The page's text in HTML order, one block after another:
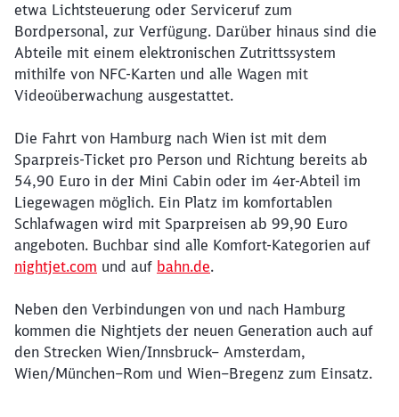
etwa Lichtsteuerung oder Serviceruf zum
Bordpersonal, zur Verfügung. Darüber hinaus sind die
Abteile mit einem elektronischen Zutrittssystem
mithilfe von NFC-Karten und alle Wagen mit
Videoüberwachung ausgestattet.
Die Fahrt von Hamburg nach Wien ist mit dem
Sparpreis-Ticket pro Person und Richtung bereits ab
54,90 Euro in der Mini Cabin oder im 4er-Abteil im
Liegewagen möglich. Ein Platz im komfortablen
Schlafwagen wird mit Sparpreisen ab 99,90 Euro
angeboten. Buchbar sind alle Komfort-Kategorien auf
nightjet.com und auf bahn.de.
Neben den Verbindungen von und nach Hamburg
kommen die Nightjets der neuen Generation auch auf
den Strecken Wien/Innsbruck– Amsterdam,
Wien/München–Rom und Wien–Bregenz zum Einsatz.